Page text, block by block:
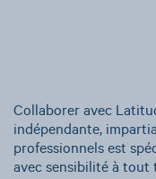
Collaborer avec
indépendante,
professionnels est
avec sensibilité à tout